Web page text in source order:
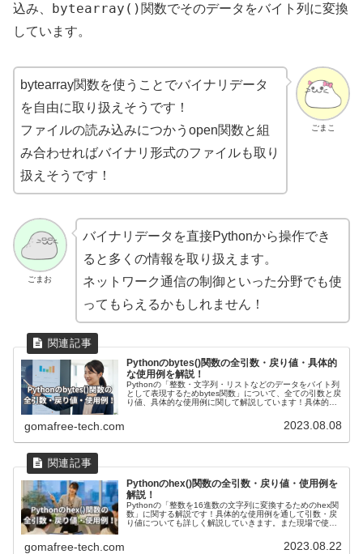
込み、
bytearray() 関数でそのデータをバイト列に変換
しています。
ごまこ
bytearray関数を使うことでバイナリデータ
を自由に取り扱えそうです！
ファイルの読み込みにつかうopen関数と組
み合わせればバイナリ形式のファイルも取り
扱えそうです！
ごまお
バイナリデータを直接Pythonから操作でき
ると多くの情報を取り扱えます。
ネットワーク通信の制御といった分野でも使
ってもらえるかもしれません！
Pythonのbytes()関数の全引数・戻り値・具体的
な使用例を解説！
Pythonの「整数・文字列・リストなどのデータをバイト列
として表現するためbytes関数」について、全ての引数と戻
り値、具体的な使用例に関して解説しています！具体的な
ってバイト列に変換する方法や応用例を紹介しています。
gomafree-tech.com 2023.08.08
Pythonのhex()関数の全引数・戻り値・使用例を
解説！
Pythonの「整数を16進数の文字列に変換するためのhex関
数」に関する解説です！具体的な使用例を通して引数・戻
り値についても詳しく解説していきます。また現場で使え
gomafree-tech.com 2023.08.22